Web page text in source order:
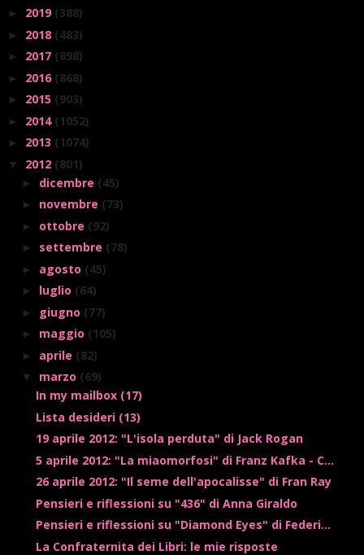
► 2019 (388)
► 2018 (483)
► 2017 (898)
► 2016 (868)
► 2015 (903)
► 2014 (1052)
► 2013 (1074)
▼ 2012 (801)
► dicembre (45)
► novembre (73)
► ottobre (92)
► settembre (78)
► agosto (45)
► luglio (64)
► giugno (77)
► maggio (105)
► aprile (82)
▼ marzo (69)
In my mailbox (17)
Lista desideri (13)
19 aprile 2012: "L'isola perduta" di Jack Rogan
5 aprile 2012: "La miaomorfosi" di Franz Kafka - C...
26 aprile 2012: "Il seme dell'apocalisse" di Fran Ray
Pensieri e riflessioni su "436" di Anna Giraldo
Pensieri e riflessioni su "Diamond Eyes" di Federi...
La Confraternita dei Libri: le mie risposte